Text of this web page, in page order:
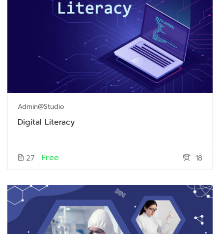
Admin@studio
Digital Literacy
27 18
Free